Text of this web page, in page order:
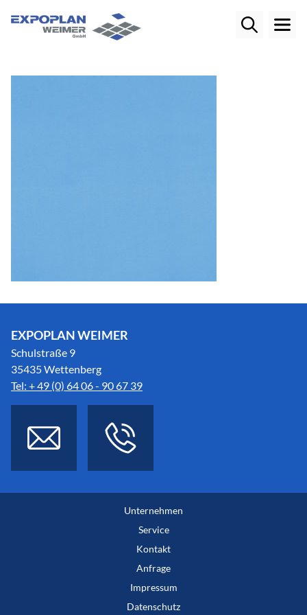
EXPOPLAN WEIMER
Schulstraße 9
35435 Wettenberg
Tel: + 49 (0) 64 06 - 90 67 39
Unternehmen
Service
Kontakt
Anfrage
Impressum
Datenschutz